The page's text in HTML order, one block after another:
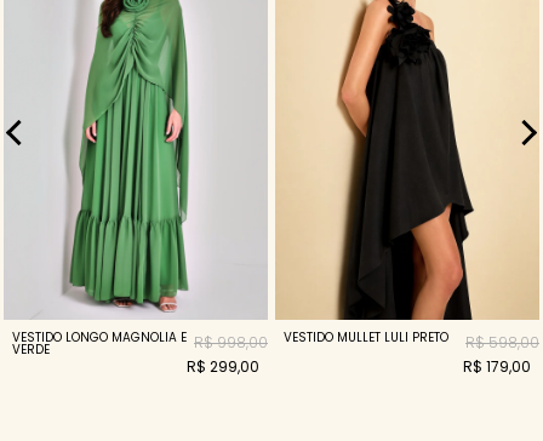
VESTIDO LONGO MAGNOLIA E
VERDE
R$ 998,00
R$ 299,00
VESTIDO MULLET LULI PRETO
R$ 598,00
R$ 179,00